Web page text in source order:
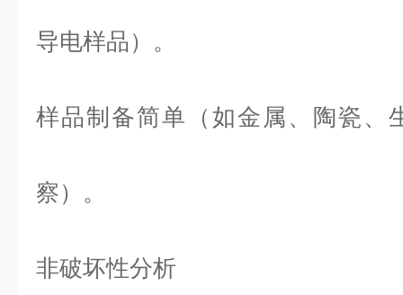
导电样品）。
样品制备简单（如金属、陶瓷、
察）。
非破坏性分析